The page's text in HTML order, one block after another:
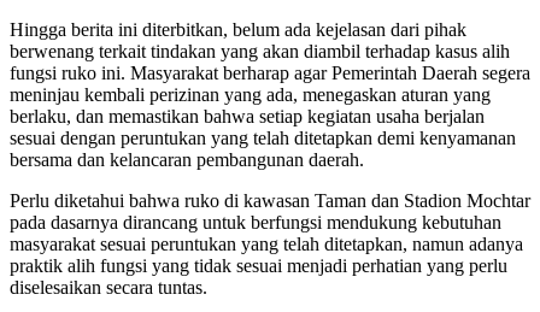
Hingga berita ini diterbitkan, belum ada kejelasan dari pihak
berwenang terkait tindakan yang akan diambil terhadap kasus alih
fungsi ruko ini. Masyarakat berharap agar Pemerintah Daerah segera
meninjau kembali perizinan yang ada, menegaskan aturan yang
berlaku, dan memastikan bahwa setiap kegiatan usaha berjalan
sesuai dengan peruntukan yang telah ditetapkan demi kenyamanan
bersama dan kelancaran pembangunan daerah.
Perlu diketahui bahwa ruko di kawasan Taman dan Stadion Mochtar
pada dasarnya dirancang untuk berfungsi mendukung kebutuhan
masyarakat sesuai peruntukan yang telah ditetapkan, namun adanya
praktik alih fungsi yang tidak sesuai menjadi perhatian yang perlu
diselesaikan secara tuntas.